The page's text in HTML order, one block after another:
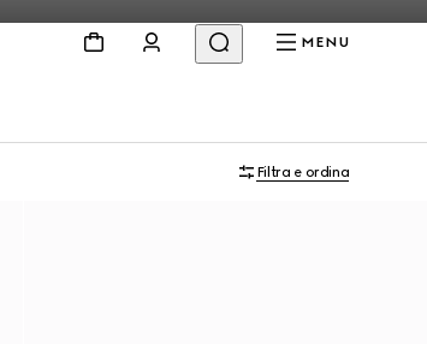
MENU
Filtra e ordina